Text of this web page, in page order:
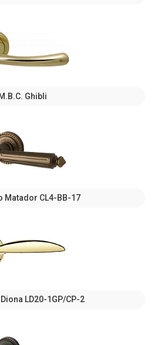
Ghibli
Matador CL4-BB-17
LD20-1GP/CP-2